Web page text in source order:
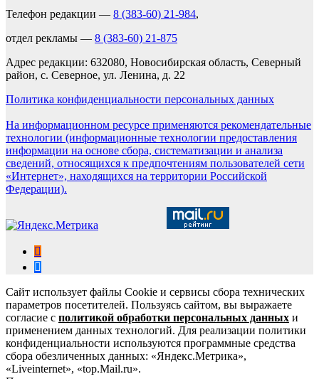
Телефон редакции — 8 (383-60) 21-984,
отдел рекламы — 8 (383-60) 21-875
Адрес редакции: 632080, Новосибирская область, Северный
район, с. Северное, ул. Ленина, д. 22
Политика конфиденциальности персональных данных
На информационном ресурсе применяются рекомендательные
технологии (информационные технологии предоставления
информации на основе сбора, систематизации и анализа
сведений, относящихся к предпочтениям пользователей сети
«Интернет», находящихся на территории Российской
Федерации).
Сайт использует файлы Cookie и сервисы сбора технических
параметров посетителей. Пользуясь сайтом, вы выражаете
согласие с политикой обработки персональных данных и
применением данных технологий. Для реализации политики
конфиденциальности используются программные средства
сбора обезличенных данных: «Яндекс.Метрика»,
«Liveinternet», «top.Mail.ru».